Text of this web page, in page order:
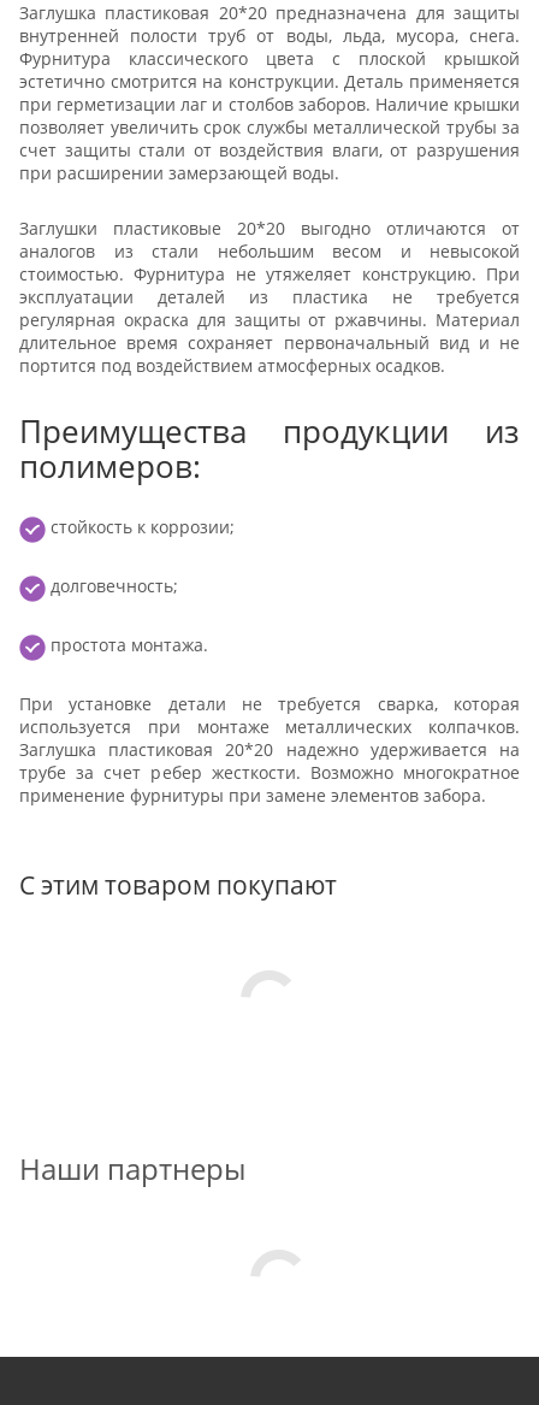
Заглушка пластиковая 20*20 предназначена для защиты
внутренней полости труб от воды, льда, мусора, снега.
Фурнитура классического цвета с плоской крышкой
эстетично смотрится на конструкции. Деталь применяется
при герметизации лаг и столбов заборов. Наличие крышки
позволяет увеличить срок службы металлической трубы за
счет защиты стали от воздействия влаги, от разрушения
при расширении замерзающей воды.
Заглушки пластиковые 20*20 выгодно отличаются от
аналогов из стали небольшим весом и невысокой
стоимостью. Фурнитура не утяжеляет конструкцию. При
эксплуатации деталей из пластика не требуется
регулярная окраска для защиты от ржавчины. Материал
длительное время сохраняет первоначальный вид и не
портится под воздействием атмосферных осадков.
Преимущества продукции из
полимеров:
стойкость к коррозии;
долговечность;
простота монтажа.
При установке детали не требуется сварка, которая
используется при монтаже металлических колпачков.
Заглушка пластиковая 20*20 надежно удерживается на
трубе за счет ребер жесткости. Возможно многократное
применение фурнитуры при замене элементов забора.
С этим товаром покупают
Наши партнеры